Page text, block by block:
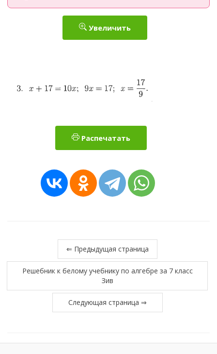
Увеличить
Распечатать
⇐ Предыдущая страница
Решебник к белому учебнику по алгебре за 7 класс
Зив
Следующая страница ⇒